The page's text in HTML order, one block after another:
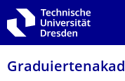
Zur Hauptnavigation
Zur Suche springen
Zum Inhalt springen